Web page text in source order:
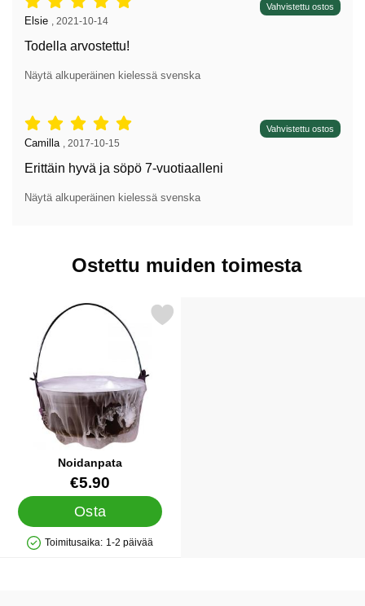
Arvostelu: 5 tähdet / 5, Vahvistettu ostos
Arvostelun kirjoittaja:
Elsie 2021-10-14
Todella arvostettu!
Näytä alkuperäinen kielessä svenska
Arvostelu: 5 tähdet / 5, Vahvistettu ostos
Arvostelun kirjoittaja:
Camilla 2017-10-15
Erittäin hyvä ja söpö 7-vuotiaalleni
Näytä alkuperäinen kielessä svenska
Ostettu muiden toimesta
Noidanpata
Tuote.nro 5118€5.90
Osta
Saatavuus: Varastossa
Toimitusaika: 1-2 päivää
Merkitse noidanpata suosikiksi